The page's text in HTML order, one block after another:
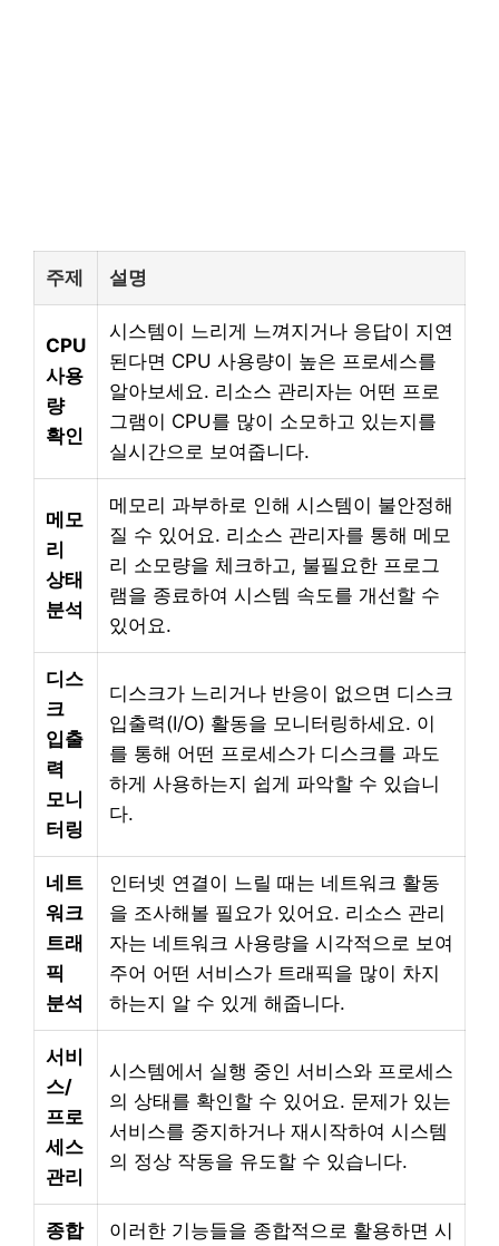
주제 설명
CPU
사용
량
확인
시스템이 느리게 느껴지거나 응답이 지연
된다면 CPU 사용량이 높은 프로세스를
알아보세요. 리소스 관리자는 어떤 프로
그램이 CPU를 많이 소모하고 있는지를
실시간으로 보여줍니다.
메모
리
상태
분석
메모리 과부하로 인해 시스템이 불안정해
질 수 있어요. 리소스 관리자를 통해 메모
리 소모량을 체크하고, 불필요한 프로그
램을 종료하여 시스템 속도를 개선할 수
있어요.
디스
크
입출
력
모니
터링
디스크가 느리거나 반응이 없으면 디스크
입출력(I/O) 활동을 모니터링하세요. 이
를 통해 어떤 프로세스가 디스크를 과도
하게 사용하는지 쉽게 파악할 수 있습니
다.
네트
워크
트래
픽
분석
인터넷 연결이 느릴 때는 네트워크 활동
을 조사해볼 필요가 있어요. 리소스 관리
자는 네트워크 사용량을 시각적으로 보여
주어 어떤 서비스가 트래픽을 많이 차지
하는지 알 수 있게 해줍니다.
서비
스/
프로
세스
관리
시스템에서 실행 중인 서비스와 프로세스
의 상태를 확인할 수 있어요. 문제가 있는
서비스를 중지하거나 재시작하여 시스템
의 정상 작동을 유도할 수 있습니다.
종합
이러한 기능들을 종합적으로 활용하면 시